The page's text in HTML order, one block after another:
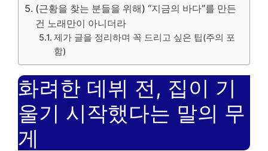
(근황을 찾는 분들을 위해) “지금의 바다”를 만든
건 노래만이 아니더라
제가 글을 정리하며 꼭 드리고 싶은 팁(주의 포
함)
화려한 데뷔 전, 집이 기
울기 시작했다는 말의 무
게